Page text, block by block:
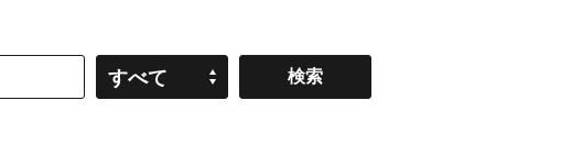
すべて